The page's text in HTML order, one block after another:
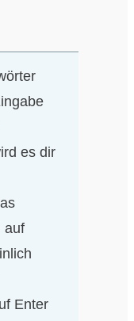
es dir
auf
Enter